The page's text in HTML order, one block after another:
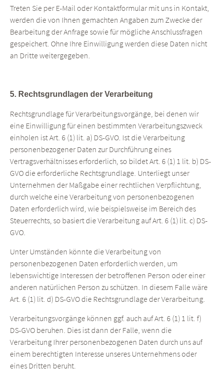
Treten Sie per E-Mail oder Kontaktformular mit uns in Kontakt,
werden die von Ihnen gemachten Angaben zum Zwecke der
Bearbeitung der Anfrage sowie für mögliche Anschlussfragen
gespeichert. Ohne Ihre Einwilligung werden diese Daten nicht
an Dritte weitergegeben.
5. Rechtsgrundlagen der Verarbeitung
Rechtsgrundlage für Verarbeitungsvorgänge, bei denen wir
eine Einwilligung für einen bestimmten Verarbeitungszweck
einholen ist Art. 6 (1) lit. a) DS-GVO. Ist die Verarbeitung
personenbezogener Daten zur Durchführung eines
Vertragsverhältnisses erforderlich, so bildet Art. 6 (1) 1 lit. b) DS-
GVO die erforderliche Rechtsgrundlage. Unterliegt unser
Unternehmen der Maßgabe einer rechtlichen Verpflichtung,
durch welche eine Verarbeitung von personenbezogenen
Daten erforderlich wird, wie beispielsweise im Bereich des
Steuerrechts, so basiert die Verarbeitung auf Art. 6 (1) lit. c) DS-
GVO.
Unter Umständen könnte die Verarbeitung von
personenbezogenen Daten erforderlich werden, um
lebenswichtige Interessen der betroffenen Person oder einer
anderen natürlichen Person zu schützen. In diesem Falle wäre
Art. 6 (1) lit. d) DS-GVO die Rechtsgrundlage der Verarbeitung.
Verarbeitungsvorgänge können ggf. auch auf Art. 6 (1) 1 lit. f)
DS-GVO beruhen. Dies ist dann der Falle, wenn die
Verarbeitung Ihrer personenbezogenen Daten durch uns auf
einem berechtigten Interesse unseres Unternehmens oder
eines Dritten beruht.